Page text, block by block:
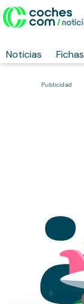
Noticias Fichas
Publicidad